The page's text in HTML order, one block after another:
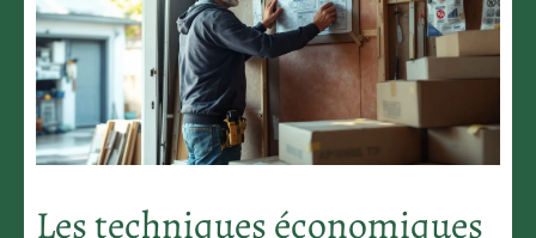
Les techniques économiques